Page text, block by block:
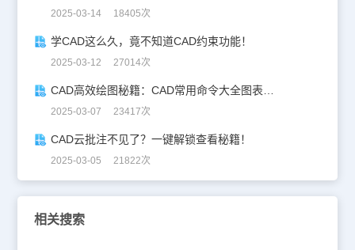
2025-03-14 18405次
学CAD这么久，竟不知道CAD约束功能！
2025-03-12 27014次
2025-03-07 23417次
CAD云批注不见了？一键解锁查看秘籍！
2025-03-05 21822次
相关搜索